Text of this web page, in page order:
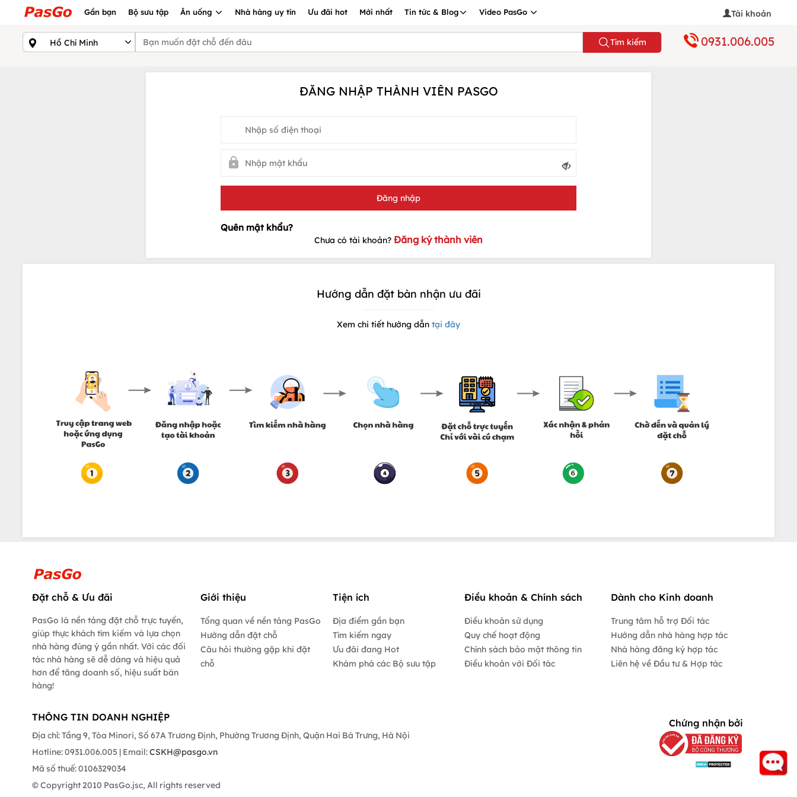
Gần bạn Bộ sưu tập Ăn uống Nhà hàng uy tín Ưu đãi hot Mới nhất Tin tức & Blog Video PasGo Tài khoản
Tìm kiếm 0931.006.005
ĐĂNG NHẬP THÀNH VIÊN PASGO
Chưa có tài khoản? Đăng ký thành viên
Hướng dẫn đặt bàn nhận ưu đãi
Xem chi tiết hướng dẫn tại đây
Đặt chỗ & Ưu đãi
PasGo là nền tảng đặt chỗ trực tuyến,
giúp thực khách tìm kiếm và lựa chọn
nhà hàng đúng ý gần nhất. Với các đối
tác nhà hàng sẽ dễ dàng và hiệu quả
hơn để tăng doanh số, hiệu suất bán
hàng!
Giới thiệu
Tổng quan về nền tảng PasGo
Hướng dẫn đặt chỗ
Câu hỏi thường gặp khi đặt
chỗ
Tiện ích
Địa điểm gần bạn
Tìm kiếm ngay
Ưu đãi đang Hot
Khám phá các Bộ sưu tập
Điều khoản & Chính sách
Điều khoản sử dụng
Quy chế hoạt động
Chính sách bảo mật thông tin
Điều khoản với Đối tác
Dành cho Kinh doanh
Trung tâm hỗ trợ Đối tác
Hướng dẫn nhà hàng hợp tác
Nhà hàng đăng ký hợp tác
Liên hệ về Đầu tư & Hợp tác
THÔNG TIN DOANH NGHIỆP
Địa chỉ: Tầng 9, Tòa Minori, Số 67A Trương Định, Phường Trương Định, Quận Hai Bà Trưng, Hà Nội
Hotline: 0931.006.005 | Email:CSKH@pasgo.vn
Mã số thuế: 0106329034
© Copyright 2010 PasGo.jsc, All rights reserved
Chứng nhận bởi